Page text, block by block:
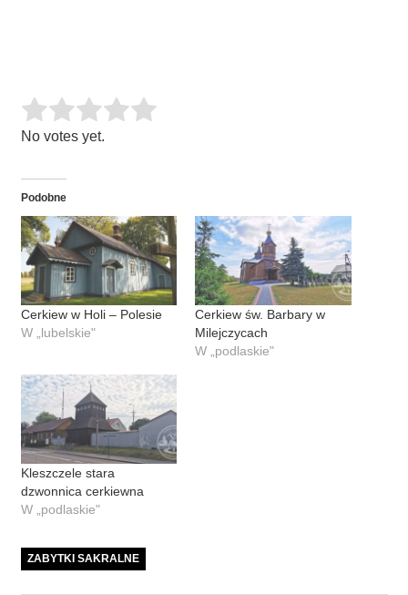
Rate this item:
No votes yet.
Podobne
Cerkiew w Holi – Polesie
W „lubelskie"
Cerkiew św. Barbary w
Milejczycach
W „podlaskie"
Kleszczele stara
dzwonnica cerkiewna
W „podlaskie"
ZABYTKI SAKRALNE